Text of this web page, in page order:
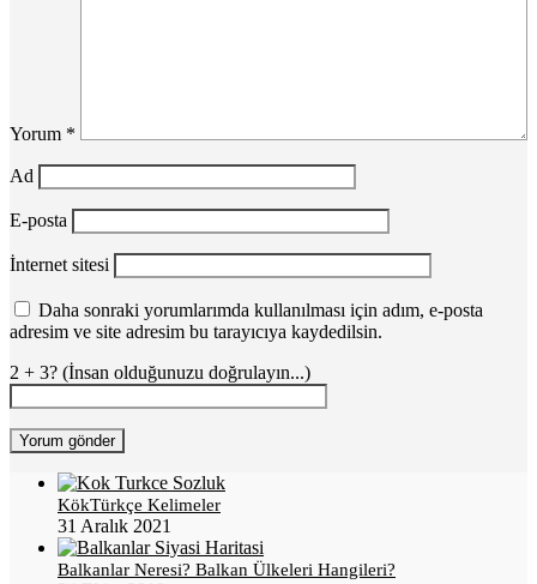
Yorum *
Ad
E-posta
İnternet sitesi
Daha sonraki yorumlarımda kullanılması için adım, e-posta
adresim ve site adresim bu tarayıcıya kaydedilsin.
2 + 3? (İnsan olduğunuzu doğrulayın...)
KökTürkçe Kelimeler
31 Aralık 2021
Balkanlar Neresi? Balkan Ülkeleri Hangileri?